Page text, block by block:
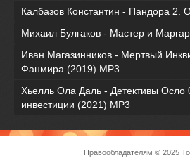
Калбазов Константин - Пандора 2.
Михаил Булгаков - Мастер и
Иван Магазинников - Мертвый
Фанмира (2019) MP3
Хьелль Ола Даль - Детективы
инвестиции (2021) МР3
Правообладателям © 2025